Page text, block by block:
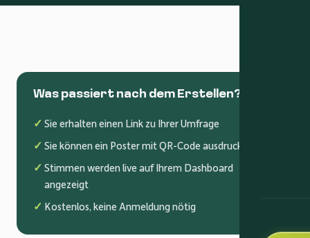
Was passiert nach dem Erstellen?
Sie erhalten einen Link zu Ihrer Umfrage
Sie können ein Poster mit QR-Code ausdrucken
Stimmen werden live auf Ihrem Dashboard
angezeigt
Kostenlos, keine Anmeldung nötig